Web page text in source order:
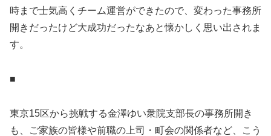
時まで士気高くチーム運営ができたので、変わった事務所
開きだったけど大成功だったなあと懐かしく思い出されま
す。
■
東京15区から挑戦する金澤ゆい衆院支部長の事務所開き
も、ご家族の皆様や前職の上司・町会の関係者など、こう